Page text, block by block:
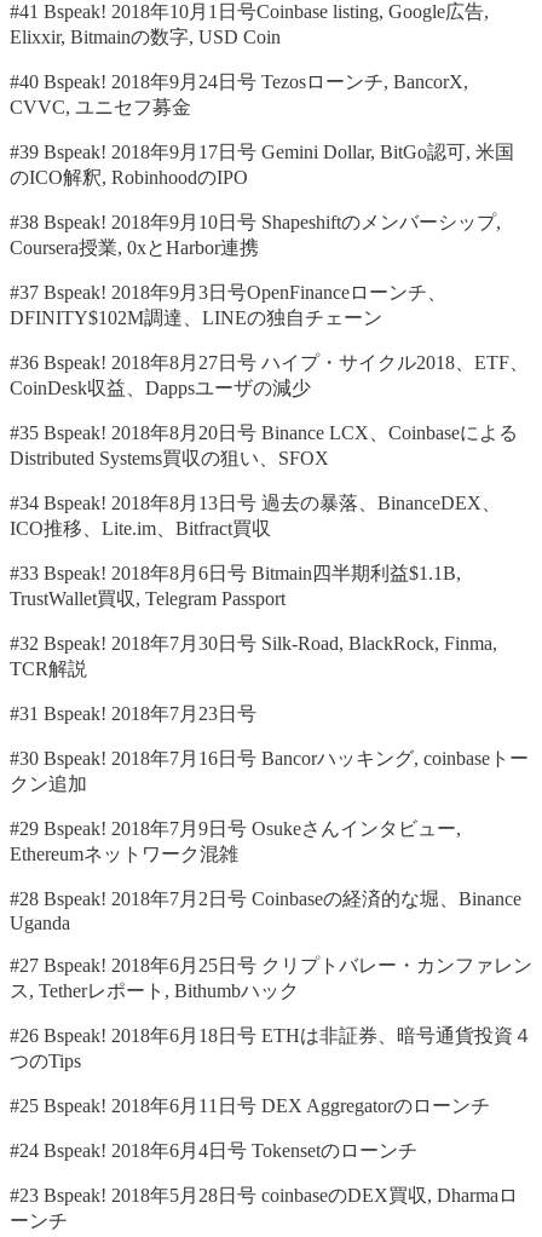
#41 Bspeak! 2018年10月1日号Coinbase listing, Google広告,
Elixxir, Bitmainの数字, USD Coin
#40 Bspeak! 2018年9月24日号 Tezosローンチ, BancorX,
CVVC, ユニセフ募金
#39 Bspeak! 2018年9月17日号 Gemini Dollar, BitGo認可, 米国
のICO解釈, RobinhoodのIPO
#38 Bspeak! 2018年9月10日号 Shapeshiftのメンバーシップ,
Coursera授業, 0xとHarbor連携
#37 Bspeak! 2018年9月3日号OpenFinanceローンチ、
DFINITY$102M調達、LINEの独自チェーン
#36 Bspeak! 2018年8月27日号 ハイプ・サイクル2018、ETF、
CoinDesk収益、Dappsユーザの減少
#35 Bspeak! 2018年8月20日号 Binance LCX、Coinbaseによる
Distributed Systems買収の狙い、SFOX
#34 Bspeak! 2018年8月13日号 過去の暴落、BinanceDEX、
ICO推移、Lite.im、Bitfract買収
#33 Bspeak! 2018年8月6日号 Bitmain四半期利益$1.1B,
TrustWallet買収, Telegram Passport
#32 Bspeak! 2018年7月30日号 Silk-Road, BlackRock, Finma,
TCR解説
#31 Bspeak! 2018年7月23日号
#30 Bspeak! 2018年7月16日号 Bancorハッキング, coinbaseトー
クン追加
#29 Bspeak! 2018年7月9日号 Osukeさんインタビュー,
Ethereumネットワーク混雑
#28 Bspeak! 2018年7月2日号 Coinbaseの経済的な堀、Binance
Uganda
#27 Bspeak! 2018年6月25日号 クリプトバレー・カンファレン
ス, Tetherレポート, Bithumbハック
#26 Bspeak! 2018年6月18日号 ETHは非証券、暗号通貨投資４
つのTips
#25 Bspeak! 2018年6月11日号 DEX Aggregatorのローンチ
#24 Bspeak! 2018年6月4日号 Tokensetのローンチ
#23 Bspeak! 2018年5月28日号 coinbaseのDEX買収, Dharmaロ
ーンチ